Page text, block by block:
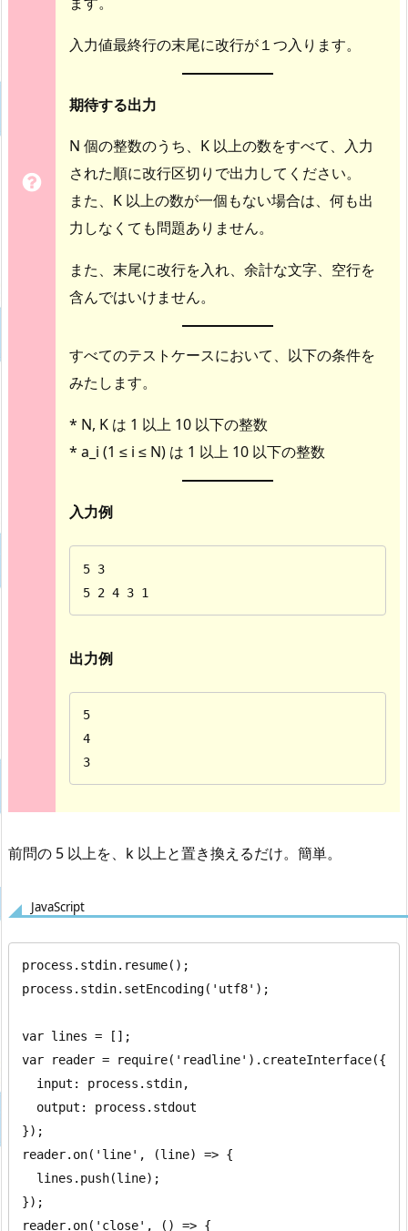
入力値最終行の末尾に改行が１つ入ります。
期待する出力
N 個の整数のうち、K 以上の数をすべて、入力
された順に改行区切りで出力してください。
また、K 以上の数が一個もない場合は、何も出
力しなくても問題ありません。
また、末尾に改行を入れ、余計な文字、空行を
含んではいけません。
すべてのテストケースにおいて、以下の条件を
みたします。
* N, K は 1 以上 10 以下の整数
* a_i (1 ≤ i ≤ N) は 1 以上 10 以下の整数
入力例
5 3
5 2 4 3 1
出力例
5
4
3
前問の 5 以上を、k 以上と置き換えるだけ。簡単。
JavaScript
process.stdin.resume();
process.stdin.setEncoding('utf8');
var lines = [];
var reader = require('readline').createInterface({
});
reader.on('line', (line) => {
});
reader.on('close', () => {